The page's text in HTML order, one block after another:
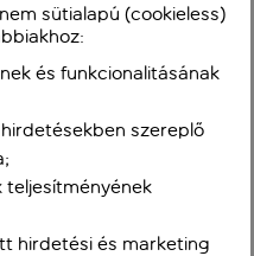
sütialapú (cookieless)
és funkcionalitásának
szereplő
hirdetési és marketing